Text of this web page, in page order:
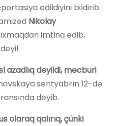
edildiyini bildirib.
Nikolay
imtina edib,
azadlıq deyildi, məcburi
sentyabrın 12-də
deyib.
olaraq qalırıq, çünki